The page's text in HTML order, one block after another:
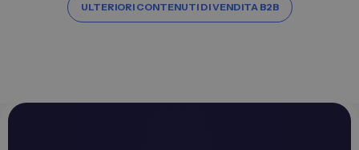
ULTERIORI CONTENUTI DI VENDITA B2B